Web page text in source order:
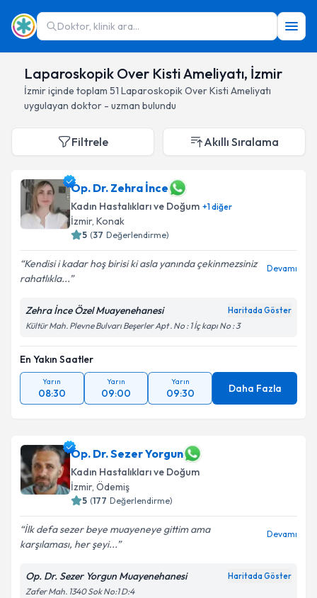
Doktor, klinik ara...
Laparoskopik Over Kisti Ameliyatı, İzmir
İzmiriçinde toplam 51 Laparoskopik Over Kisti Ameliyatı
uygulayan doktor - uzman bulundu
Filtrele Akıllı Sıralama
Op. Dr. Zehra İnce
Kadın Hastalıkları ve Doğum +1diğer
İzmir, Konak
5 (37 Değerlendirme)
Kendisi i kadar hoş birisi ki asla yanında çekinmezsiniz
rahatlıkla...
Devamı
Zehra İnce Özel Muayenehanesi Haritada Göster
Kültür Mah. Plevne Bulvarı Beşerler Apt . No : 1 İç kapı No : 3
En Yakın Saatler
Yarın
08:30
Yarın
09:00
Yarın
09:30 Daha Fazla
Op. Dr. Sezer Yorgun
Kadın Hastalıkları ve Doğum
İzmir, Ödemiş
5 (177 Değerlendirme)
İlk defa sezer beye muayeneye gittim ama
karşılaması, her şeyi...
Devamı
Op. Dr. Sezer Yorgun Muayenehanesi Haritada Göster
Zafer Mah. 1340 Sok No:1 D:4